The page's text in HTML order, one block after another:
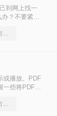
到网上找一
？不要紧，
ppt文档如何转换成pdf？方法详细解析
或播放。PDF
一些将PDF转
ppt转pdf转换器，实用的方法来了